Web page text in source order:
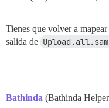
Tienes que volver a
salida de
Bathinda (Bathinda